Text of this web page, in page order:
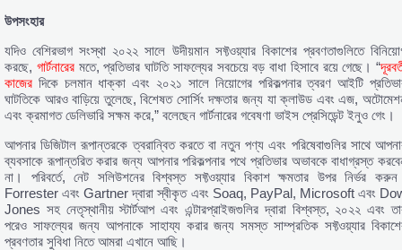
উপসংহার
যদিও বেশিরভাগ সংস্থা ২০২২ সালে উদীয়মান সফ্টওয়্যার বিকাশের প্রবণতাগুলিতে
করছে, গার্টনারেরমতে, প্রতিভার ঘাটতি সাফল্যের সবচেয়ে বড় বাধা হিসাবে রয়ে গেছে। “
কাজের দিকে চলমান ধাক্কা এবং ২০২১ সালে নিয়োগের পরিকল্পনার ত্বরণ আইটি
ঘাটতিকে আরও বাড়িয়ে তুলেছে, বিশেষত সোর্সিং দক্ষতার জন্য যা ক্লাউড এবং এজ,
এবং ক্রমাগত ডেলিভারি সক্ষম করে,” বলেছেন গার্টনারের গবেষণা ভাইস প্রেসিডেন্ট ইনুও গেং।
আপনার ডিজিটাল রূপান্তরকে ত্বরান্বিত করতে বা নতুন পণ্য এবং পরিষেবাগুলির সাথে
ব্যবসাকে রূপান্তরিত করার জন্য আপনার পরিকল্পনার পথে প্রতিভার অভাবকে বাধাগ্রস্ত
না। পরিবর্তে, নেট সলিউশনের বিশ্বস্ত সফ্টওয়্যার বিকাশ ক্ষমতার উপর নির্ভর
Forrester এবং Gartner দ্বারা স্বীকৃত এবং Soaq, PayPal, Microsoft এবং
Jones সহ নেতৃস্থানীয় স্টার্টআপ এবং এন্টারপ্রাইজগুলির দ্বারা বিশ্বস্ত, ২০২২ এবং
পরেও সাফল্যের জন্য আপনাকে সাহায্য করার জন্য সমস্ত সাম্প্রতিক সফ্টওয়্যার
প্রবণতার সুবিধা নিতে আমরা এখানে আছি।